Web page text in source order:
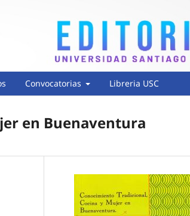
Convocatorias Libreria USC
en Buenaventura